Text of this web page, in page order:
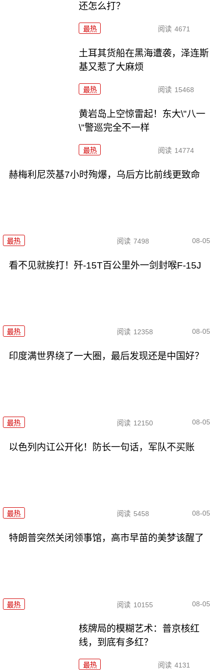
还怎么打？
最热 阅读 4671
土耳其货船在黑海遭袭，泽连斯
基又惹了大麻烦
最热 阅读 15468
黄岩岛上空惊雷起！东大\"八一
\"警巡完全不一样
最热 阅读 14774
赫梅利尼茨基7小时殉爆，乌后方比前线更致命
最热 阅读 7498 08-05
看不见就挨打！歼-15T百公里外一剑封喉F-15J
最热 阅读 12358 08-05
印度满世界绕了一大圈，最后发现还是中国好？
最热 阅读 12150 08-05
以色列内讧公开化！防长一句话，军队不买账
最热 阅读 5458 08-05
特朗普突然关闭领事馆，高市早苗的美梦该醒了
最热 阅读 10155 08-05
核牌局的模糊艺术：普京核红
线，到底有多红？
最热 阅读 4131